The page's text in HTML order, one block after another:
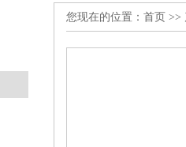
您现在的位置： 首页 >>